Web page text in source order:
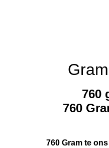
760
760
760 Gram te